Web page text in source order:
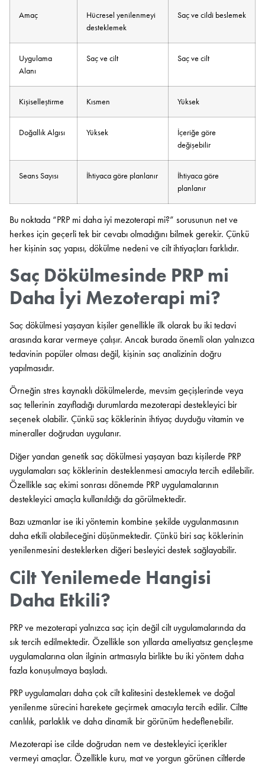
Amaç
Hücresel yenilenmeyi
desteklemek
Saç ve cildi beslemek
Uygulama
Alanı
Saç ve cilt Saç ve cilt
Kişiselleştirme Kısmen Yüksek
Doğallık Algısı Yüksek
İçeriğe göre
değişebilir
Seans Sayısı İhtiyaca göre planlanır
İhtiyaca göre
planlanır
Bu noktada “PRP mi daha iyi mezoterapi mi?” sorusunun net ve
herkes için geçerli tek bir cevabı olmadığını bilmek gerekir. Çünkü
her kişinin saç yapısı, dökülme nedeni ve cilt ihtiyaçları farklıdır.
Saç Dökülmesinde PRP mi
Daha İyi Mezoterapi mi?
Saç dökülmesi yaşayan kişiler genellikle ilk olarak bu iki tedavi
arasında karar vermeye çalışır. Ancak burada önemli olan yalnızca
tedavinin popüler olması değil, kişinin saç analizinin doğru
yapılmasıdır.
Örneğin stres kaynaklı dökülmelerde, mevsim geçişlerinde veya
saç tellerinin zayıfladığı durumlarda mezoterapi destekleyici bir
seçenek olabilir. Çünkü saç köklerinin ihtiyaç duyduğu vitamin ve
mineraller doğrudan uygulanır.
Diğer yandan genetik saç dökülmesi yaşayan bazı kişilerde PRP
uygulamaları saç köklerinin desteklenmesi amacıyla tercih edilebilir.
Özellikle saç ekimi sonrası dönemde PRP uygulamalarının
destekleyici amaçla kullanıldığı da görülmektedir.
Bazı uzmanlar ise iki yöntemin kombine şekilde uygulanmasının
daha etkili olabileceğini düşünmektedir. Çünkü biri saç köklerinin
yenilenmesini desteklerken diğeri besleyici destek sağlayabilir.
Cilt Yenilemede Hangisi
Daha Etkili?
PRP ve mezoterapi yalnızca saç için değil cilt uygulamalarında da
sık tercih edilmektedir. Özellikle son yıllarda ameliyatsız gençleşme
uygulamalarına olan ilginin artmasıyla birlikte bu iki yöntem daha
fazla konuşulmaya başladı.
PRP uygulamaları daha çok cilt kalitesini desteklemek ve doğal
yenilenme sürecini harekete geçirmek amacıyla tercih edilir. Ciltte
canlılık, parlaklık ve daha dinamik bir görünüm hedeflenebilir.
Mezoterapi ise cilde doğrudan nem ve destekleyici içerikler
vermeyi amaçlar. Özellikle kuru, mat ve yorgun görünen ciltlerde